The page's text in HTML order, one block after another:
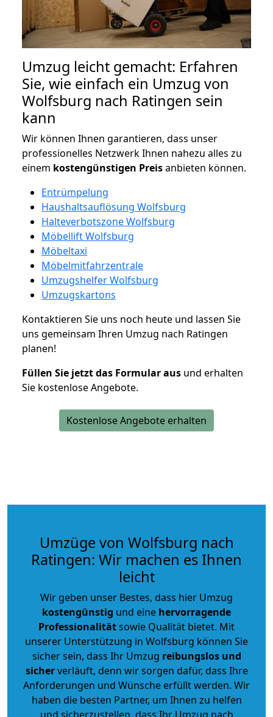
Umzug leicht gemacht: Erfahren
Sie, wie einfach ein Umzug von
Wolfsburg nach Ratingen sein
kann
Wir können Ihnen garantieren, dass unser
professionelles Netzwerk Ihnen nahezu alles zu
einem kostengünstigen Preisanbieten können.
Entrümpelung
Haushaltsauflösung Wolfsburg
Halteverbotszone Wolfsburg
Möbellift Wolfsburg
Möbeltaxi
Möbelmitfahrzentrale
Umzugshelfer Wolfsburg
Umzugskartons
Kontaktieren Sie uns noch heute und lassen Sie
uns gemeinsam Ihren Umzug nach Ratingen
planen!
Füllen Sie jetzt das Formular aus und erhalten
Sie kostenlose Angebote.
Kostenlose Angebote erhalten
Umzüge von Wolfsburg nach
Ratingen: Wir machen es Ihnen
leicht
Wir geben unser Bestes, dass hier Umzug
kostengünstig und eine hervorragende
Professionalitätsowie Qualität bietet. Mit
unserer Unterstützung in Wolfsburg können Sie
sicher sein, dass Ihr Umzug reibungslos und
sicherverläuft, denn wir sorgen dafür, dass Ihre
Anforderungen und Wünsche erfüllt werden. Wir
haben die besten Partner, um Ihnen zu helfen
und sicherzustellen, dass Ihr Umzug nach